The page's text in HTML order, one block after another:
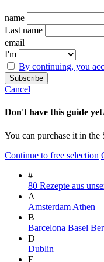
name
Last name
email
I'm
By continuing, you
Cancel
Don't have this guide
You can purchase it in
Continue to free selection
#
80 Rezepte aus
A
Amsterdam Athen
B
Barcelona Basel
D
Dublin
E